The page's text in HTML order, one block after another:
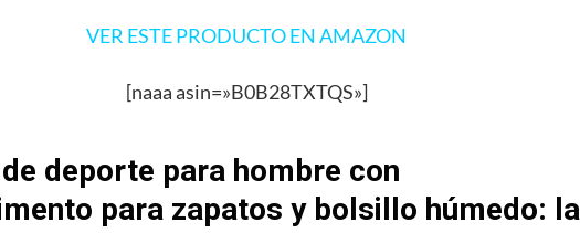
VER ESTE PRODUCTO EN AMAZON
[naaa asin=»B0B28TXTQS»]
deporte para hombre con
para zapatos y bolsillo húmedo: la